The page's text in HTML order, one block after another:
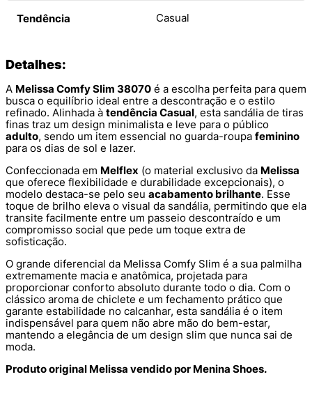
Tendência Casual
Detalhes:
A Melissa Comfy Slim 38070 é a escolha perfeita para quem
busca o equilíbrio ideal entre a descontração e o estilo
refinado. Alinhada à tendência Casual, esta sandália de tiras
finas traz um design minimalista e leve para o público
adulto, sendo um item essencial no guarda-roupa feminino
para os dias de sol e lazer.
Confeccionada em Melflex (o material exclusivo da Melissa
que oferece flexibilidade e durabilidade excepcionais), o
modelo destaca-se pelo seu acabamento brilhante. Esse
toque de brilho eleva o visual da sandália, permitindo que ela
transite facilmente entre um passeio descontraído e um
compromisso social que pede um toque extra de
sofisticação.
O grande diferencial da Melissa Comfy Slim é a sua palmilha
extremamente macia e anatômica, projetada para
proporcionar conforto absoluto durante todo o dia. Com o
clássico aroma de chiclete e um fechamento prático que
garante estabilidade no calcanhar, esta sandália é o item
indispensável para quem não abre mão do bem-estar,
mantendo a elegância de um design slim que nunca sai de
moda.
Produto original Melissa vendido por Menina Shoes.